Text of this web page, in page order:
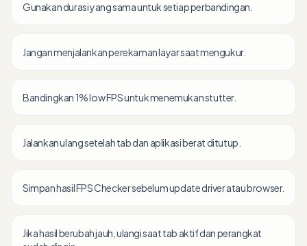
Gunakan durasi yang sama untuk setiap perbandingan.
Jangan menjalankan perekaman layar saat mengukur.
Bandingkan 1% low FPS untuk menemukan stutter.
Jalankan ulang setelah tab dan aplikasi berat ditutup.
Simpan hasil FPS Checker sebelum update driver atau browser.
Jika hasil berubah jauh, ulangi saat tab aktif dan perangkat